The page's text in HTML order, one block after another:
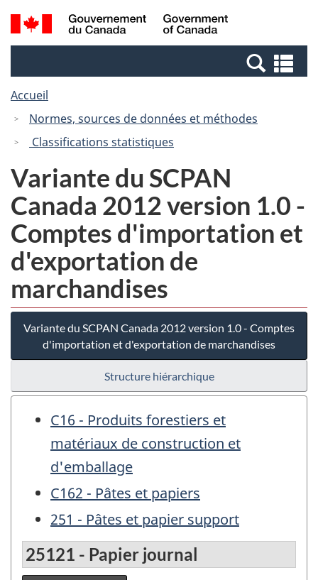
Passer
au
Passer
à
Canada
Recherche
et
et
Accueil
Normes, sources de données et méthodes
Classifications statistiques
Variante du SCPAN
Canada 2012 version 1.0 -
Comptes d'importation et
d'exportation de
marchandises
Variante du SCPAN Canada 2012 version 1.0 - Comptes
d'importation et d'exportation de marchandises
Structure hiérarchique
C16 - Produits forestiers et
matériaux de construction et
d'emballage
C162 - Pâtes et papiers
251 - Pâtes et papier support
25121 - Papier journal